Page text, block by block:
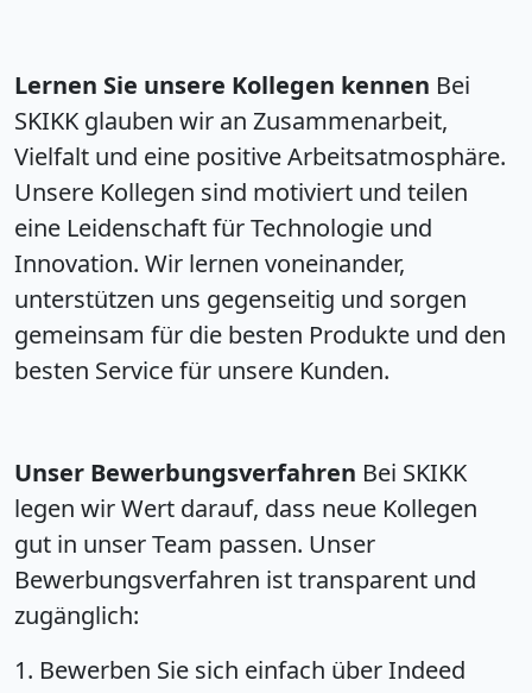
Lernen Sie unsere Kollegen kennen Bei
SKIKK glauben wir an Zusammenarbeit,
Vielfalt und eine positive Arbeitsatmosphäre.
Unsere Kollegen sind motiviert und teilen
eine Leidenschaft für Technologie und
Innovation. Wir lernen voneinander,
unterstützen uns gegenseitig und sorgen
gemeinsam für die besten Produkte und den
besten Service für unsere Kunden.
Unser Bewerbungsverfahren Bei SKIKK
legen wir Wert darauf, dass neue Kollegen
gut in unser Team passen. Unser
Bewerbungsverfahren ist transparent und
zugänglich:
1. Bewerben Sie sich einfach über Indeed